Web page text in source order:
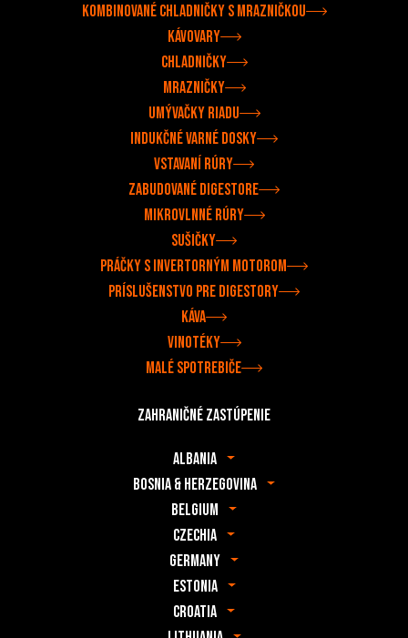
Kombinované chladničky s mrazničkou
Kávovary
Chladničky
Mrazničky
Umývačky riadu
Indukčné varné dosky
Vstavaní rúry
Zabudované digestore
Mikrovlnné rúry
Sušičky
Práčky s invertorným motorom
Príslušenstvo pre digestory
Káva
Vinotéky
Malé spotrebiče
Zahraničné zastúpenie
Albania
Bosnia & Herzegovina
Belgium
Czechia
Germany
Estonia
Croatia